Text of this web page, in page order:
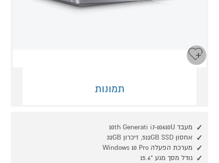
תמונות
מעבד 10th Generati i7-10610U
אחסון 512GB SSD, זיכרון 32GB
מערכת הפעלה Windows 10 Pro
גודל מסך מגע "15.6